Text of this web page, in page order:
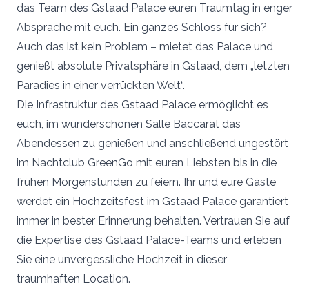
das Team des Gstaad Palace euren Traumtag in enger
Absprache mit euch. Ein ganzes Schloss für sich?
Auch das ist kein Problem – mietet das Palace und
genießt absolute Privatsphäre in Gstaad, dem „letzten
Paradies in einer verrückten Welt“.
Die Infrastruktur des Gstaad Palace ermöglicht es
euch, im wunderschönen Salle Baccarat das
Abendessen zu genießen und anschließend ungestört
im Nachtclub GreenGo mit euren Liebsten bis in die
frühen Morgenstunden zu feiern. Ihr und eure Gäste
werdet ein Hochzeitsfest im Gstaad Palace garantiert
immer in bester Erinnerung behalten. Vertrauen Sie auf
die Expertise des Gstaad Palace-Teams und erleben
Sie eine unvergessliche Hochzeit in dieser
traumhaften Location.